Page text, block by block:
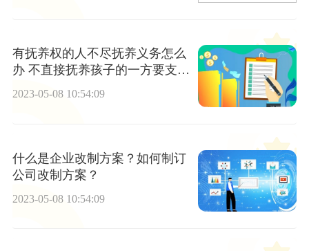
有抚养权的人不尽抚养义务怎么
办 不直接抚养孩子的一方要支付
多少抚养费？
2023-05-08 10:54:09
什么是企业改制方案？如何制订
公司改制方案？
2023-05-08 10:54:09